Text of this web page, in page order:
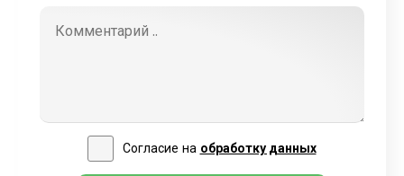
Согласие на обработку данных